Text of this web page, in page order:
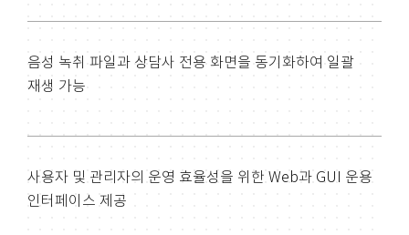
음성 녹취 파일과 상담사 전용 화면을 동기화하여 일괄
재생 가능
사용자 및 관리자의 운영 효율성을 위한 Web과 GUI 운용
인터페이스 제공